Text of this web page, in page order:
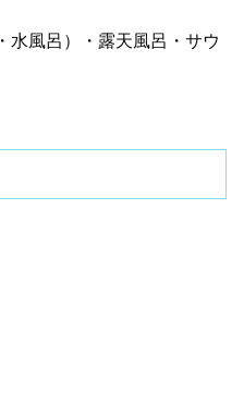
水風呂）・露天風呂・サウ